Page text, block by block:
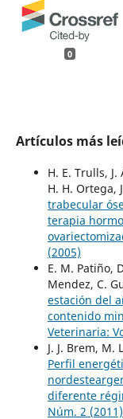
0
Artículos más
H. E. Trulls,
H. H. Ortega,
trabecular
terapia
(2005)
E. M. Patiño,
Mendez, C.
estación del
contenido
Veterinaria:
J. J. Brem, M.
Perfil
diferente
Núm. 2 (2011)